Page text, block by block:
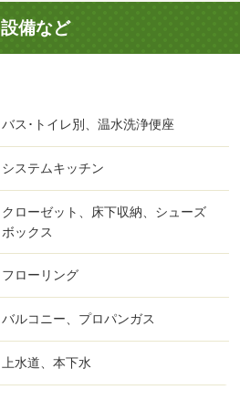
設備など
バス･トイレ別、温水洗浄便座
システムキッチン
クローゼット、床下収納、シューズ
ボックス
フローリング
バルコニー、プロパンガス
上水道、本下水